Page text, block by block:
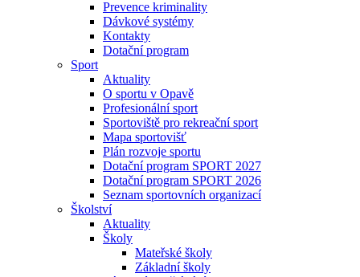
Prevence kriminality
Dávkové systémy
Kontakty
Dotační program
Sport
Aktuality
O sportu v Opavě
Profesionální sport
Sportoviště pro rekreační sport
Mapa sportovišť
Plán rozvoje sportu
Dotační program SPORT 2027
Dotační program SPORT 2026
Seznam sportovních organizací
Školství
Aktuality
Školy
Mateřské školy
Základní školy